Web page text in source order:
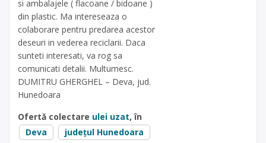
si ambalajele ( flacoane / bidoane )
din plastic. Ma intereseaza o
colaborare pentru predarea acestor
deseuri in vederea reciclarii. Daca
sunteti interesati, va rog sa
comunicati detalii. Multumesc.
DUMITRU GHERGHEL – Deva, jud.
Hunedoara
Ofertă colectare ulei uzat, în
Deva
județul Hunedoara